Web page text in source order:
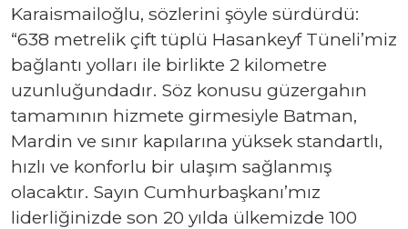
Karaismailoğlu, sözlerini şöyle sürdürdü:
“638 metrelik çift tüplü Hasankeyf Tüneli’miz
bağlantı yolları ile birlikte 2 kilometre
uzunluğundadır. Söz konusu güzergahın
tamamının hizmete girmesiyle Batman,
Mardin ve sınır kapılarına yüksek standartlı,
hızlı ve konforlu bir ulaşım sağlanmış
olacaktır. Sayın Cumhurbaşkanı’mız
liderliğinizde son 20 yılda ülkemizde 100